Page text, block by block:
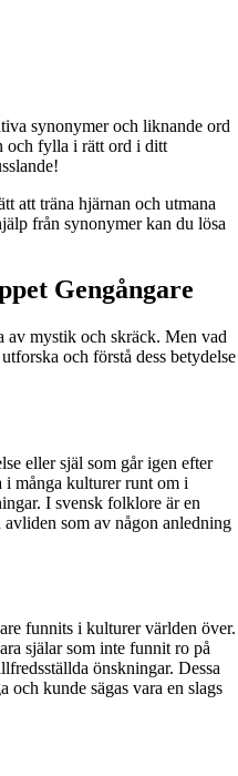
synonymer och liknande ord
och fylla i rätt ord i ditt
att träna hjärnan och utmana
från synonymer kan du lösa
Gengångare
av mystik och skräck. Men vad
och förstå dess betydelse
eller själ som går igen efter
i många kulturer runt om i
I svensk folklore är en
som av någon anledning
funnits i kulturer världen över.
själar som inte funnit ro på
önskningar. Dessa
och kunde sägas vara en slags